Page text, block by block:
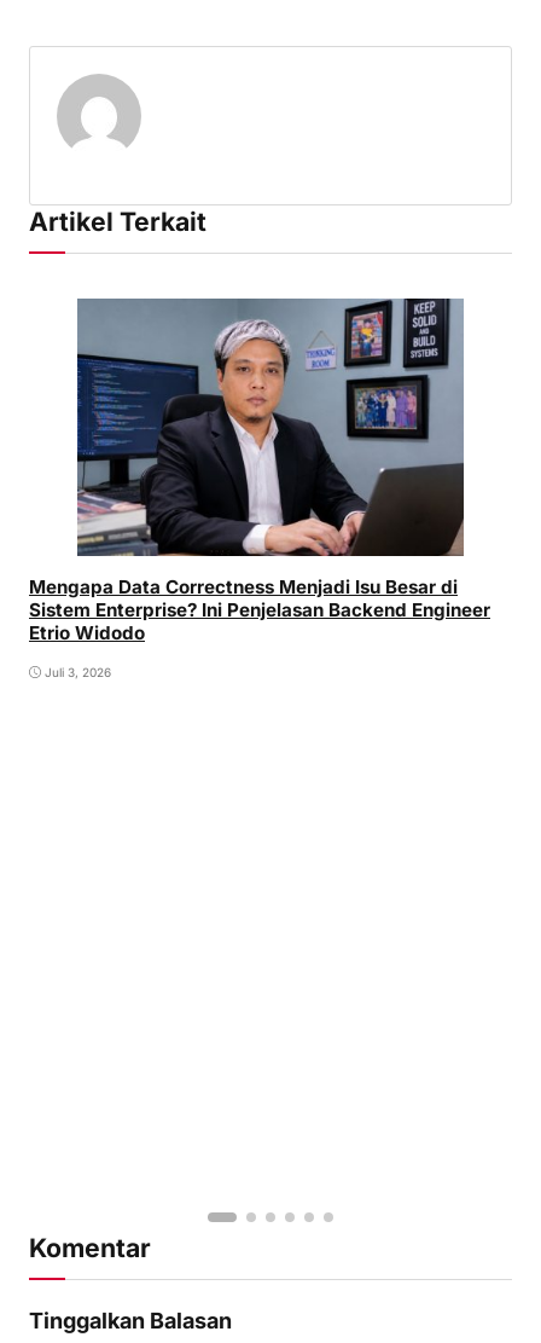
Artikel Terkait
Mengapa Data Correctness Menjadi Isu Besar di
Sistem Enterprise? Ini Penjelasan Backend Engineer
Etrio Widodo
Juli 3, 2026
Komentar
Tinggalkan Balasan